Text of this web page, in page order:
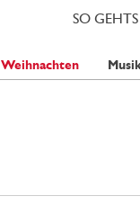
SO GEHTS
Weihnachten